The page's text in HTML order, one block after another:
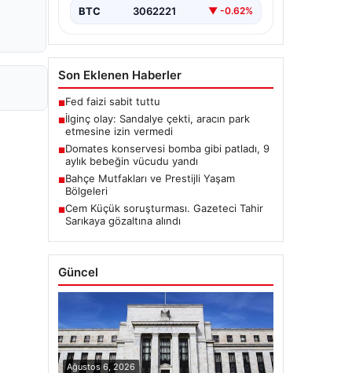
BTC 3062221 ▼ -0.62%
Son Eklenen Haberler
■Fed faizi sabit tuttu
■İlginç olay: Sandalye çekti, aracın park
etmesine izin vermedi
■Domates konservesi bomba gibi patladı, 9
aylık bebeğin vücudu yandı
■Bahçe Mutfakları ve Prestijli Yaşam
Bölgeleri
■Cem Küçük soruşturması. Gazeteci Tahir
Sarıkaya gözaltına alındı
Güncel
Ağustos 6, 2026